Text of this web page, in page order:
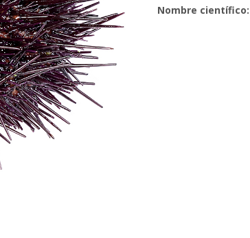
Nombre científico: